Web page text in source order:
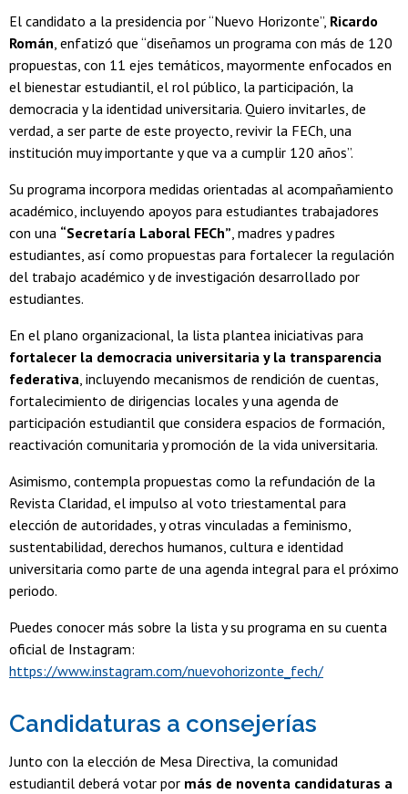
El candidato a la presidencia por “Nuevo Horizonte”, Ricardo
Román, enfatizó que “diseñamos un programa con más de 120
propuestas, con 11 ejes temáticos, mayormente enfocados en
el bienestar estudiantil, el rol público, la participación, la
democracia y la identidad universitaria. Quiero invitarles, de
verdad, a ser parte de este proyecto, revivir la FECh, una
institución muy importante y que va a cumplir 120 años”.
Su programa incorpora medidas orientadas al acompañamiento
académico, incluyendo apoyos para estudiantes trabajadores
con una “Secretaría Laboral FECh”, madres y padres
estudiantes, así como propuestas para fortalecer la regulación
del trabajo académico y de investigación desarrollado por
estudiantes.
En el plano organizacional, la lista plantea iniciativas para
fortalecer la democracia universitaria y la transparencia
federativa, incluyendo mecanismos de rendición de cuentas,
fortalecimiento de dirigencias locales y una agenda de
participación estudiantil que considera espacios de formación,
reactivación comunitaria y promoción de la vida universitaria.
Asimismo, contempla propuestas como la refundación de la
Revista Claridad, el impulso al voto triestamental para
elección de autoridades, y otras vinculadas a feminismo,
sustentabilidad, derechos humanos, cultura e identidad
universitaria como parte de una agenda integral para el próximo
periodo.
Puedes conocer más sobre la lista y su programa en su cuenta
oficial de Instagram:
https://www.instagram.com/nuevohorizonte_fech/
Candidaturas a consejerías
Junto con la elección de Mesa Directiva, la comunidad
estudiantil deberá votar por más de noventa candidaturas a